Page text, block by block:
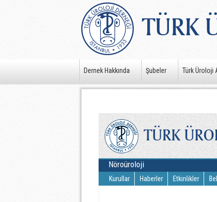
Dernek Hakkında Şubeler Türk Üroloji
Nöroüroloji
Kurullar Haberler Etkinlikler